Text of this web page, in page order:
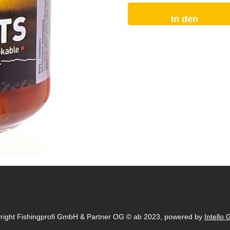
In den
Fishingprofi GmbH & Partner OG © ab 2023, powered by Intello